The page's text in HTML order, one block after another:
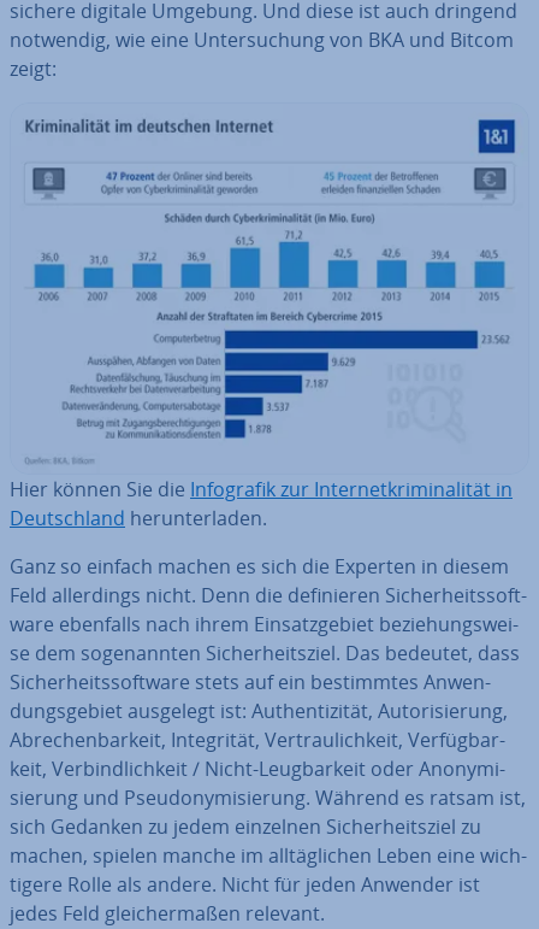
sichere digitale Umgebung. Und diese ist auch dringend
notwendig, wie eine Un­ter­su­chung von BKA und Bitcom
zeigt:
Hier können Sie die In­fo­gra­fik zur In­ter­net­kri­mi­na­li­tät in
Deutsch­land her­un­ter­la­den.
Ganz so einfach machen es sich die Experten in diesem
Feld al­ler­dings nicht. Denn die de­fi­nie­ren Si­cher­heits­soft­
ware ebenfalls nach ihrem Ein­satz­ge­biet be­zie­hungs­wei­
se dem so­ge­nann­ten Si­cher­heits­ziel. Das bedeutet, dass
Si­cher­heits­soft­ware stets auf ein be­stimm­tes An­wen­
dungs­ge­biet ausgelegt ist: Au­then­ti­zi­tät, Au­to­ri­sie­rung,
Ab­re­chen­bar­keit, In­te­gri­tät, Ver­trau­lich­keit, Ver­füg­bar­
keit, Ver­bind­lich­keit / Nicht-Leug­bar­keit oder An­ony­mi­
sie­rung und Pseud­ony­mi­sie­rung. Während es ratsam ist,
sich Gedanken zu jedem einzelnen Si­cher­heits­ziel zu
machen, spielen manche im all­täg­li­chen Leben eine wich­
ti­ge­re Rolle als andere. Nicht für jeden Anwender ist
jedes Feld glei­cher­ma­ßen relevant.